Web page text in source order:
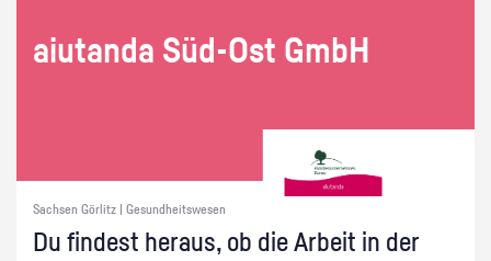
ai­utan­da Süd-Ost GmbH
Sachsen Görlitz | Gesundheitswesen
Du fin­dest her­aus, ob die Ar­beit in der